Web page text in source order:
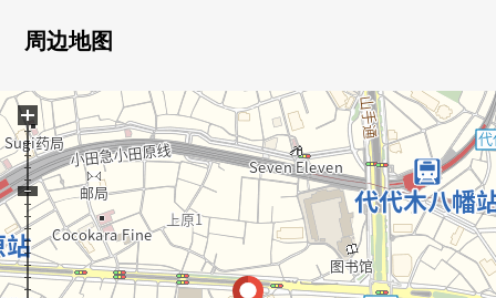
•2011年6月築(2011年)
到自然的居住环境
•在2026年3月大规模的修理工程实施已经(屋上遮熱塗装工
事含mu)
•考虑遮音性绝热性的"双重的地板、双重的天花板构造"
•宠物饲养可(有细则)
◆房间的特徴
•最上階9楼部分、wide span的开放感觉某一个住戸
周边地图
+